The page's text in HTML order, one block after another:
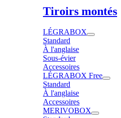
Tiroirs montés
LÉGRABOX
Standard
À l'anglaise
Sous-évier
Accessoires
LÉGRABOX Free
Standard
À l'anglaise
Accessoires
MERIVOBOX